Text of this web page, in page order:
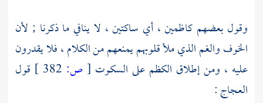
وقول بعضهم كاظمين ، أي ساكتين ، لا ينافي ما ذكرنا ; لأن
الخوف والغم الذي ملأ قلوبهم يمنعهم من الكلام ، فلا يقدرون
عليه ، ومن إطلاق الكظم على السكوت [ ص:
قول
العجاج: